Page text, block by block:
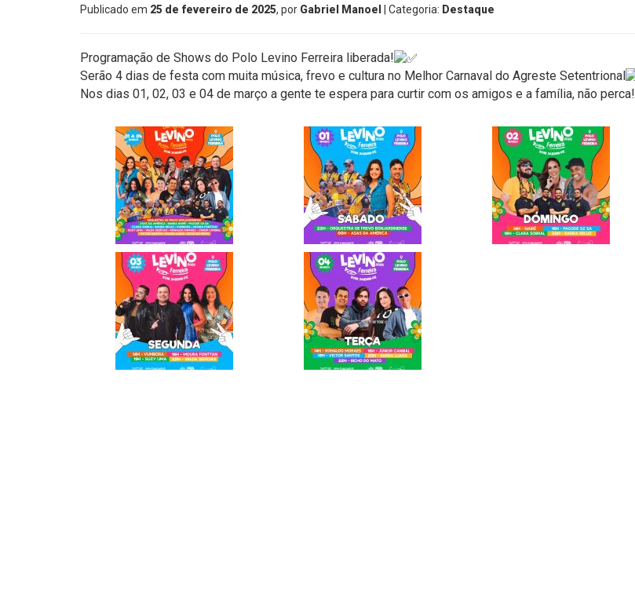
Publicado em 25 de fevereiro de 2025, por Gabriel Manoel | Categoria: Destaque
Programação de Shows do Polo Levino Ferreira liberada!
Serão 4 dias de festa com muita música, frevo e cultura no Melhor Carnaval do Agreste Setentrional
Nos dias 01, 02, 03 e 04 de março a gente te espera para curtir com os amigos e a família, não perca!